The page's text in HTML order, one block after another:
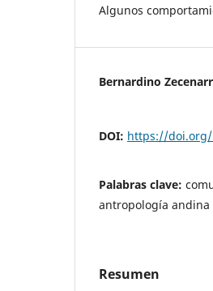
Algunos
Bernardino
DOI: https://doi.org/
Palabras clave:
antropología andina
Resumen